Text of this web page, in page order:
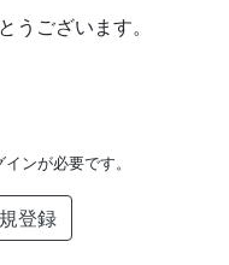
うございます。
ンが必要です。
登録